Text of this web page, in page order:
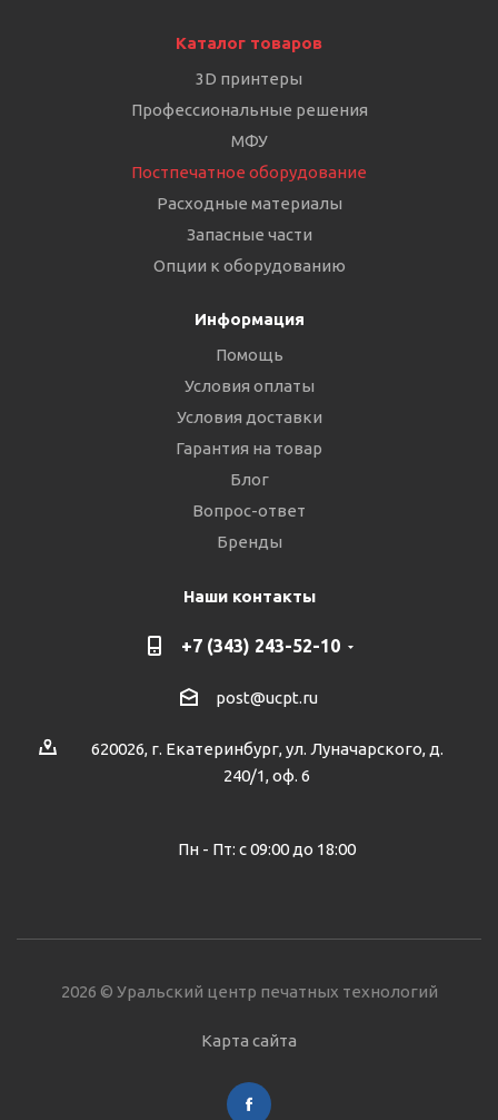
Каталог товаров
3D принтеры
Профессиональные решения
МФУ
Постпечатное оборудование
Расходные материалы
Запасные части
Опции к оборудованию
Информация
Помощь
Условия оплаты
Условия доставки
Гарантия на товар
Блог
Вопрос-ответ
Бренды
Наши контакты
+7 (343) 243-52-10
post@ucpt.ru
620026, г. Екатеринбург, ул. Луначарского, д.
240/1, оф. 6
Пн - Пт: с 09:00 до 18:00
2026 © Уральский центр печатных технологий
Карта сайта